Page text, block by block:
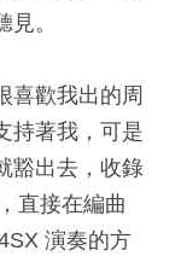
。
喜歡我出的周
持著我，可是
豁出去，收錄
直接在編曲
演奏的方